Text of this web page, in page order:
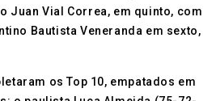
Juan Vial Correa, em quinto, com
Bautista Veneranda em sexto,
os Top 10, empatados em